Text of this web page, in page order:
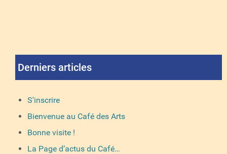
Derniers articles
S'inscrire
Bienvenue au Café des Arts
Bonne visite !
La Page d’actus du Café…